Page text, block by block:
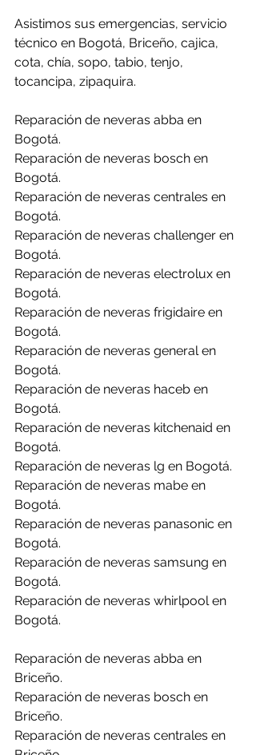
Asistimos sus emergencias, servicio
técnico en Bogotá, Briceño, cajica,
cota, chía, sopo, tabio, tenjo,
tocancipa, zipaquira.
Reparación de neveras abba en
Bogotá.
Reparación de neveras bosch en
Bogotá.
Reparación de neveras centrales en
Bogotá.
Reparación de neveras challenger en
Bogotá.
Reparación de neveras electrolux en
Bogotá.
Reparación de neveras frigidaire en
Bogotá.
Reparación de neveras general en
Bogotá.
Reparación de neveras haceb en
Bogotá.
Reparación de neveras kitchenaid en
Bogotá.
Reparación de neveras lg en Bogotá.
Reparación de neveras mabe en
Bogotá.
Reparación de neveras panasonic en
Bogotá.
Reparación de neveras samsung en
Bogotá.
Reparación de neveras whirlpool en
Bogotá.
Reparación de neveras abba en
Briceño.
Reparación de neveras bosch en
Briceño.
Reparación de neveras centrales en